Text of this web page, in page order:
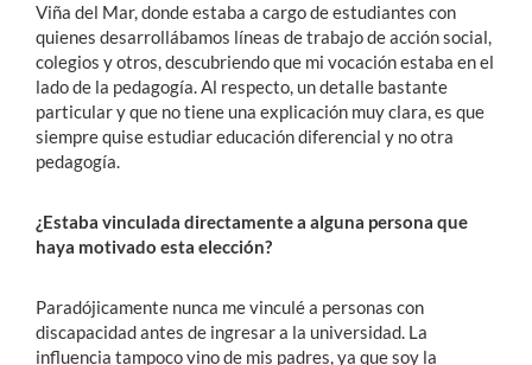
Viña del Mar, donde estaba a cargo de estudiantes con
quienes desarrollábamos líneas de trabajo de acción social,
colegios y otros, descubriendo que mi vocación estaba en el
lado de la pedagogía. Al respecto, un detalle bastante
particular y que no tiene una explicación muy clara, es que
siempre quise estudiar educación diferencial y no otra
pedagogía.
¿Estaba vinculada directamente a alguna persona que
haya motivado esta elección?
Paradójicamente nunca me vinculé a personas con
discapacidad antes de ingresar a la universidad. La
influencia tampoco vino de mis padres, ya que soy la